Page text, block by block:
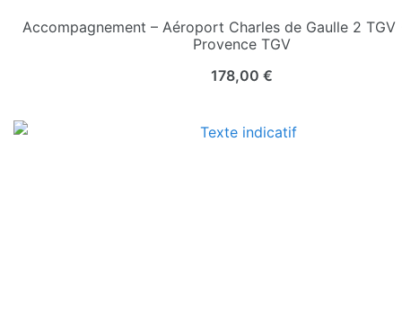
Accompagnement – Aéroport Charles de Gaulle 2
Provence TGV
178,00 €